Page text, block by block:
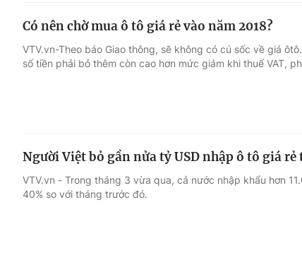
Có nên chờ mua ô tô giá rẻ vào năm 2018?
VTV.vn-Theo báo Giao thông, sẽ không có cú sốc về giá
số tiền phải bỏ thêm còn cao hơn mức giảm khi thuế VAT,
Người Việt bỏ gần nửa tỷ USD nhập ô tô giá
VTV.vn - Trong tháng ​3 vừa qua, cả nước nhập khẩu hơn
40% so với tháng trước đó.